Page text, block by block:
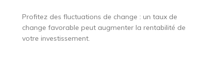
Profitez des fluctuations de change : un taux de
change favorable peut augmenter la rentabilité de
votre investissement.